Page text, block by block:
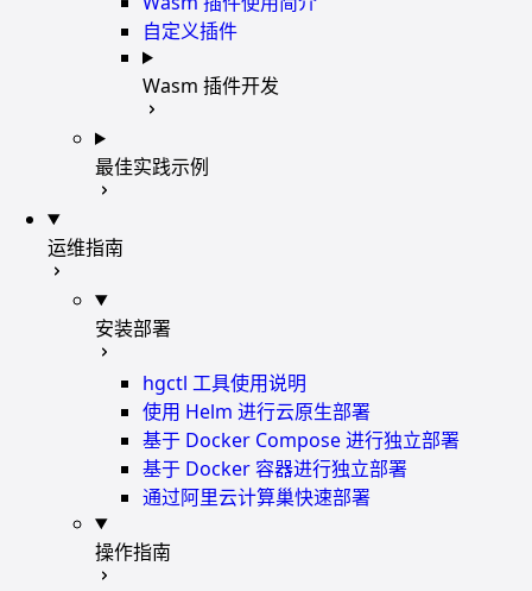
自定义插件
Wasm 插件开发
最佳实践示例
运维指南
安装部署
hgctl 工具使用说明
使用 Helm 进行云原生部署
基于 Docker Compose 进行独立部署
基于 Docker 容器进行独立部署
通过阿里云计算巢快速部署
操作指南